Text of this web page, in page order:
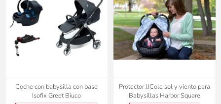
Coche con babysilla con base
Isofix Greet Biuco
Protector JJCole sol y viento para
Babysillas Harbor Square